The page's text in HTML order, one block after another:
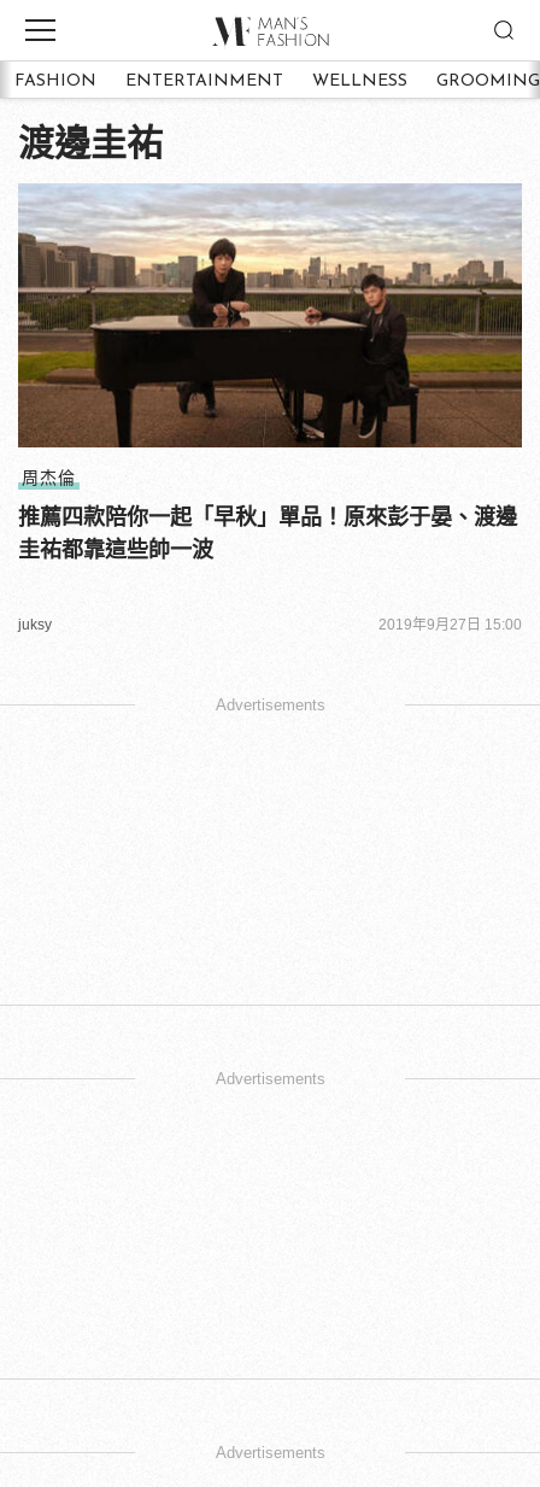
FASHION ENTERTAINMENT WELLNESS GROOMING
渡邊圭祐
周杰倫
推薦四款陪你一起「早秋」單品！原來彭于晏、渡邊
圭祐都靠這些帥一波
juksy 2019年9月27日 15:00
Advertisements
Advertisements
Advertisements